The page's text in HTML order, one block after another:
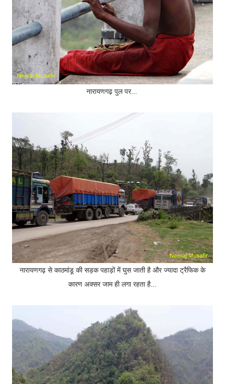
नारायणगढ़ पुल पर...
नारायणगढ़ से काठमांडू की सड़क पहाड़ों में घुस जाती है और ज्यादा ट्रैफिक के
कारण अक्सर जाम ही लगा रहता है...